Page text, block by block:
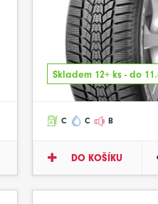
Skladem 12+ ks - do
C C B
DO KOŠÍKU